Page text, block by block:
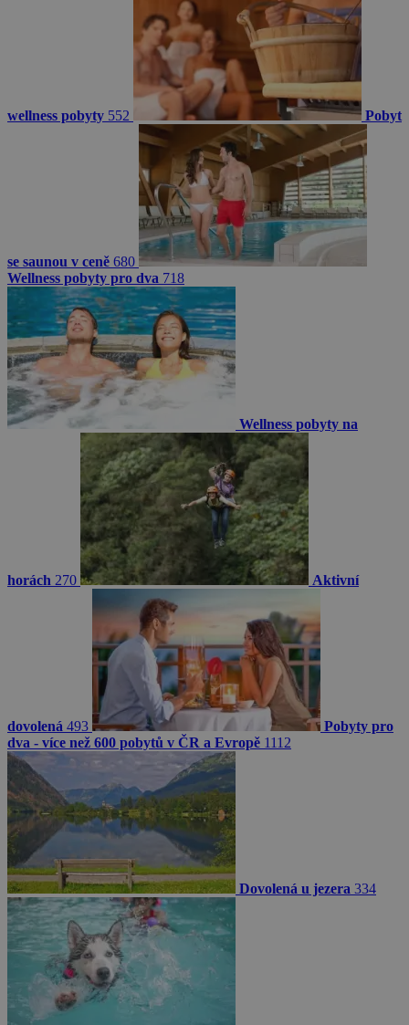
wellness pobyty 552 Pobyt
se saunou v ceně 680
Wellness pobyty pro dva 718
Wellness pobyty na
horách 270 Aktivní
dovolená 493
Pobyty pro
dva - více než 600 pobytů v ČR a Evropě 1112
Dovolená u jezera 334